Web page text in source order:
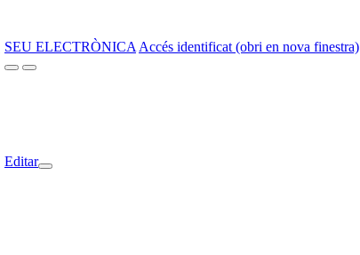
SEU ELECTRÒNICA Accés identificat (obri en nova finestra)
Editar